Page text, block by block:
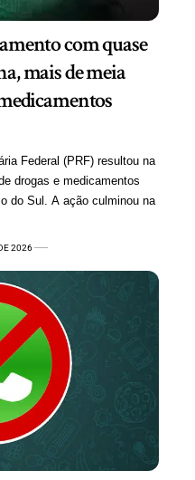
com quase
mais de meia
Federal (PRF) resultou na
drogas e medicamentos
do Sul. A ação culminou na
2026